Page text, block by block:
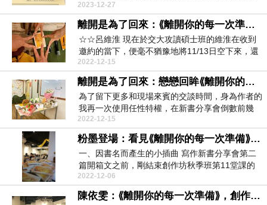
我的舊...
2023-12-27
離開是為了回來：⟪離開你的每一次準備⟫新書分享會之星芒的祝福
☆☆呂維淮 現在於交大攻讀碩士班的維淮在收到
邀約的當下，便毫不猶豫地將11/13日空下來，還
傳...
2022-12-15
離開是為了回來：戀戀回眸⟪離開你的每一次準備⟫新書分享會
為了留下更多和現場來賓的交談時間，身為作者的
我再一次使用任性特權，在新書分享會倒數前幾
天，主動詢問有...
2022-12-15
粉墨登場：看見⟪離開你的每一次準備⟫新書分享會多元激盪
一、因書名而產生的小插曲 寫作新書分享會第二
篇開箱文之前，剛結束創作坊秋季班第11堂課的
課程，...
2022-12-06
陳依雯：⟪離開你的每一次準備⟫，創作夢成真